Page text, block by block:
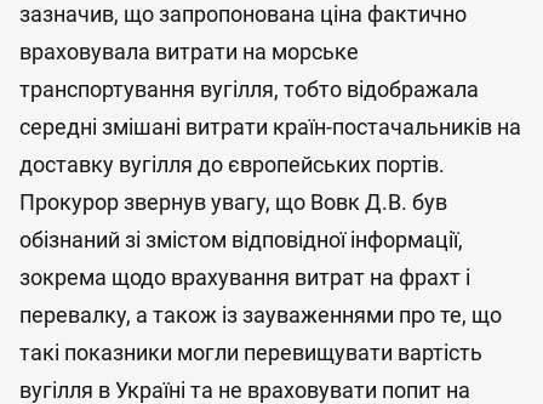
зазначив, що запропонована ціна фактично
враховувала витрати на морське
транспортування вугілля, тобто відображала
середні змішані витрати країн-постачальників на
доставку вугілля до європейських портів.
Прокурор звернув увагу, що Вовк Д.В. був
обізнаний зі змістом відповідної інформації,
зокрема щодо врахування витрат на фрахт і
перевалку, а також із зауваженнями про те, що
такі показники могли перевищувати вартість
вугілля в Україні та не враховувати попит на